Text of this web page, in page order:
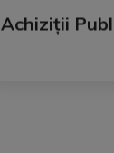
Achiziții
Achiziții